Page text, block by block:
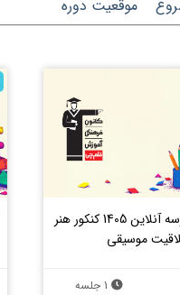
موقعیت دوره
کلاس های مدرسه آنلاین 1405 کنکور هنر
موسیقی
1 جلسه